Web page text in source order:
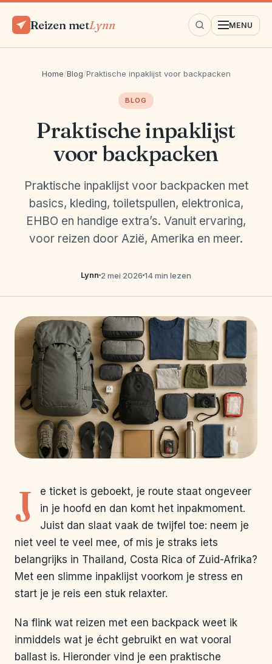
Reizen metLynn MENU
Home/Blog/Praktische inpaklijst voor backpacken
BLOG
Praktische inpaklijst
voor backpacken
Praktische inpaklijst voor backpacken met
basics, kleding, toiletspullen, elektronica,
EHBO en handige extra’s. Vanuit ervaring,
voor reizen door Azië, Amerika en meer.
Lynn 2 mei 2026 14 min lezen
J
e ticket is geboekt, je route staat ongeveer
in je hoofd en dan komt het inpakmoment.
Juist dan slaat vaak de twijfel toe: neem je
niet veel te veel mee, of mis je straks iets
belangrijks in Thailand, Costa Rica of Zuid-Afrika?
Met een slimme inpaklijst voorkom je stress en
start je je reis een stuk relaxter.
Na flink wat reizen met een backpack weet ik
inmiddels wat je écht gebruikt en wat vooral
ballast is. Hieronder vind je een praktische